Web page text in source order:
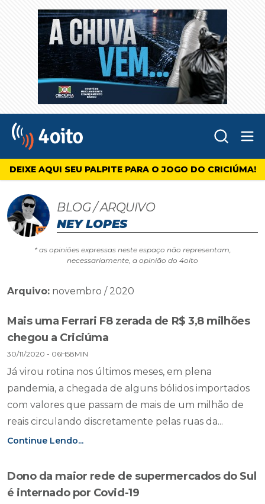
4oito
DEIXE AQUI SEU PALPITE PARA O JOGO DO CRICIÚMA!
BLOG / ARQUIVO
NEY LOPES
* as opiniões expressas neste espaço não representam,
necessariamente, a opinião do 4oito
Arquivo: novembro / 2020
Mais uma Ferrari F8 zerada de R$ 3,8 milhões
chegou a Criciúma
30/11/2020 - 06H58MIN
Já virou rotina nos últimos meses, em plena
pandemia, a chegada de alguns bólidos importados
com valores que passam de mais de um milhão de
reais circulando discretamente pelas ruas da...
Continue Lendo...
Dono da maior rede de supermercados do Sul
é internado por Covid-19